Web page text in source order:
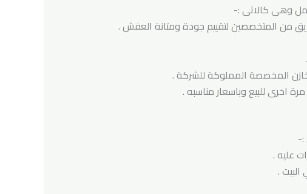
وهى كالاتى :-
من المتخصصين لتقييم جودة ومتانة العفش .
المخصصة المملوكة للشركة .
اخرى للبيع وباسعار مناسبه .
عليه .
.